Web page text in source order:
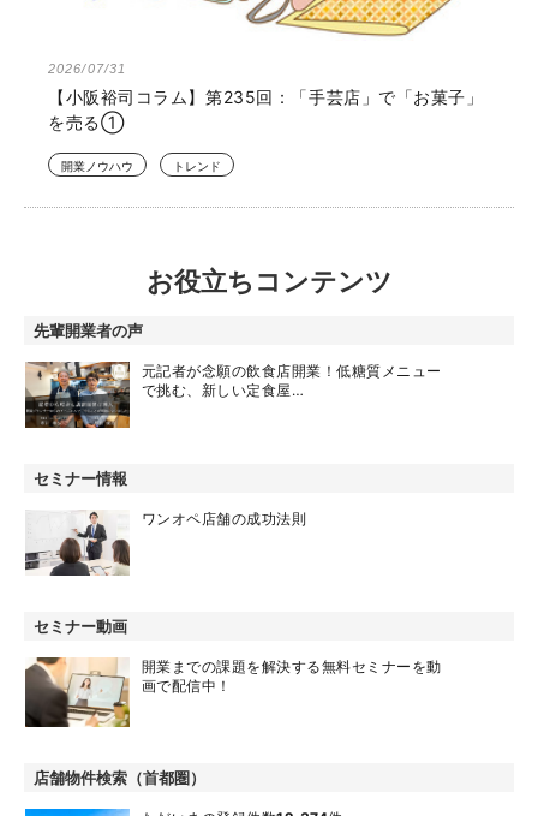
2026/07/31
【小阪裕司コラム】第235回：「手芸店」で「お菓子」
を売る①
開業ノウハウ トレンド
お役立ちコンテンツ
先輩開業者の声
元記者が念願の飲食店開業！低糖質メニュー
で挑む、新しい定食屋…
セミナー情報
ワンオペ店舗の成功法則
セミナー動画
開業までの課題を解決する無料セミナーを動
画で配信中！
店舗物件検索（首都圏）